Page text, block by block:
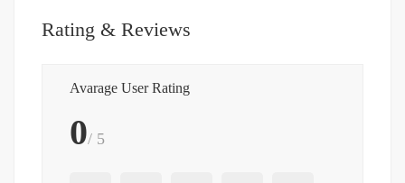
Rating & Reviews
Avarage User Rating
0/ 5